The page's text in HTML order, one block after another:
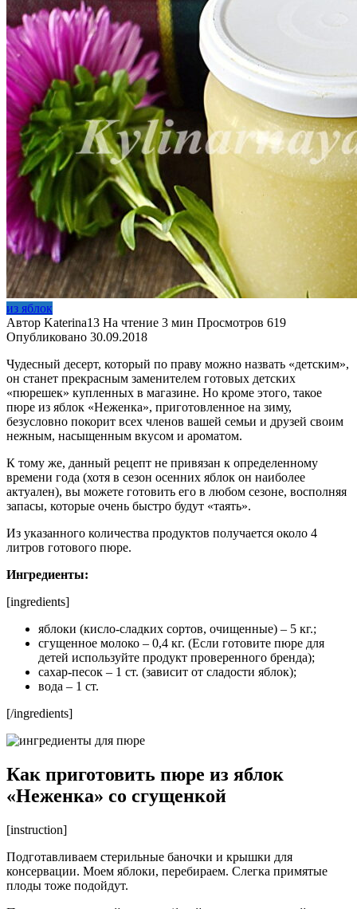
из яблок
Автор Katerina13 На чтение 3 мин Просмотров 619
Опубликовано 30.09.2018
Чудесный десерт, который по праву можно назвать «детским»,
он станет прекрасным заменителем готовых детских
«пюрешек» купленных в магазине. Но кроме этого, такое
пюре из яблок «Неженка», приготовленное на зиму,
безусловно покорит всех членов вашей семьи и друзей своим
нежным, насыщенным вкусом и ароматом.
К тому же, данный рецепт не привязан к определенному
времени года (хотя в сезон осенних яблок он наиболее
актуален), вы можете готовить его в любом сезоне, восполняя
запасы, которые очень быстро будут «таять».
Из указанного количества продуктов получается около 4
литров готового пюре.
Ингредиенты:
[ingredients]
яблоки (кисло-сладких сортов, очищенные) – 5 кг.;
сгущенное молоко – 0,4 кг. (Если готовите пюре для
детей используйте продукт проверенного бренда);
сахар-песок – 1 ст. (зависит от сладости яблок);
вода – 1 ст.
[/ingredients]
Как приготовить пюре из яблок
«Неженка» со сгущенкой
[instruction]
Подготавливаем стерильные баночки и крышки для
консервации. Моем яблоки, перебираем. Слегка примятые
плоды тоже подойдут.